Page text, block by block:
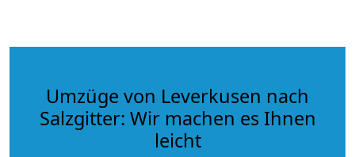
Umzüge von Leverkusen nach
Salzgitter: Wir machen es Ihnen
leicht